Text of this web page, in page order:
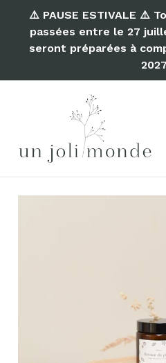
Passer
contenu
⚠️ PAUSE ESTIVALE ⚠️
passées entre le 27
seront préparées à